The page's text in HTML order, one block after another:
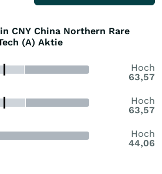
CNY China Northern Rare
(A) Aktie
Hoch
63,57
Hoch
63,57
Hoch
44,06